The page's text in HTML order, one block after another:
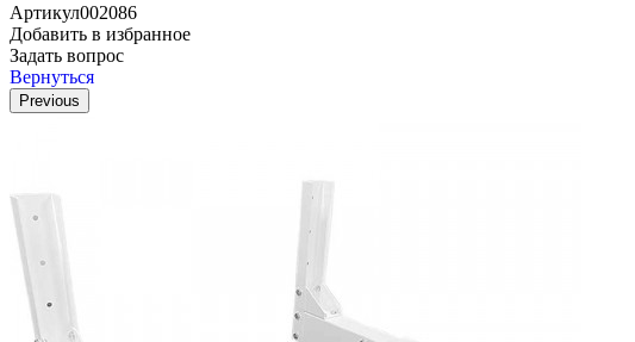
Артикул002086
Добавить в избранное
Задать вопрос
Вернуться
Previous